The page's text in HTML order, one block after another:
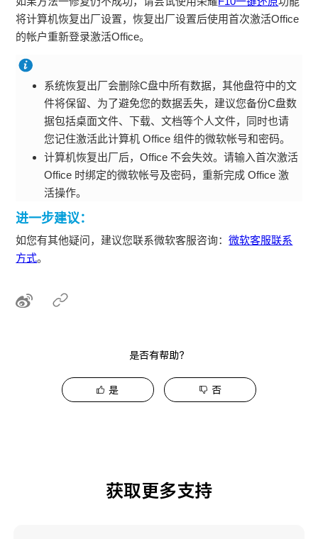
将计算机恢复出厂设置，恢复出厂设置后使用首次激活Office
的帐户重新登录激活Office。
系统恢复出厂会删除C盘中所有数据，其他盘符中的文
件将保留、为了避免您的数据丢失，建议您备份C盘数
据包括桌面文件、下载、文档等个人文件，同时也请
您记住激活此计算机 Office 组件的微软帐号和密码。
计算机恢复出厂后，Office 不会失效。请输入首次激活
Office 时绑定的微软帐号及密码，重新完成 Office 激
活操作。
进一步建议：
如您有其他疑问，建议您联系微软客服咨询：微软客服联系
方式。
是否有帮助？
是 否
获取更多支持